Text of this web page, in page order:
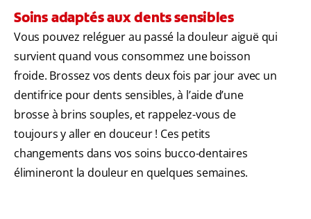
Soins adaptés aux dents sensibles
Vous pouvez reléguer au passé la douleur aiguë qui
survient quand vous consommez une boisson
froide. Brossez vos dents deux fois par jour avec un
dentifrice pour dents sensibles, à l’aide d’une
brosse à brins souples, et rappelez-vous de
toujours y aller en douceur ! Ces petits
changements dans vos soins bucco-dentaires
élimineront la douleur en quelques semaines.